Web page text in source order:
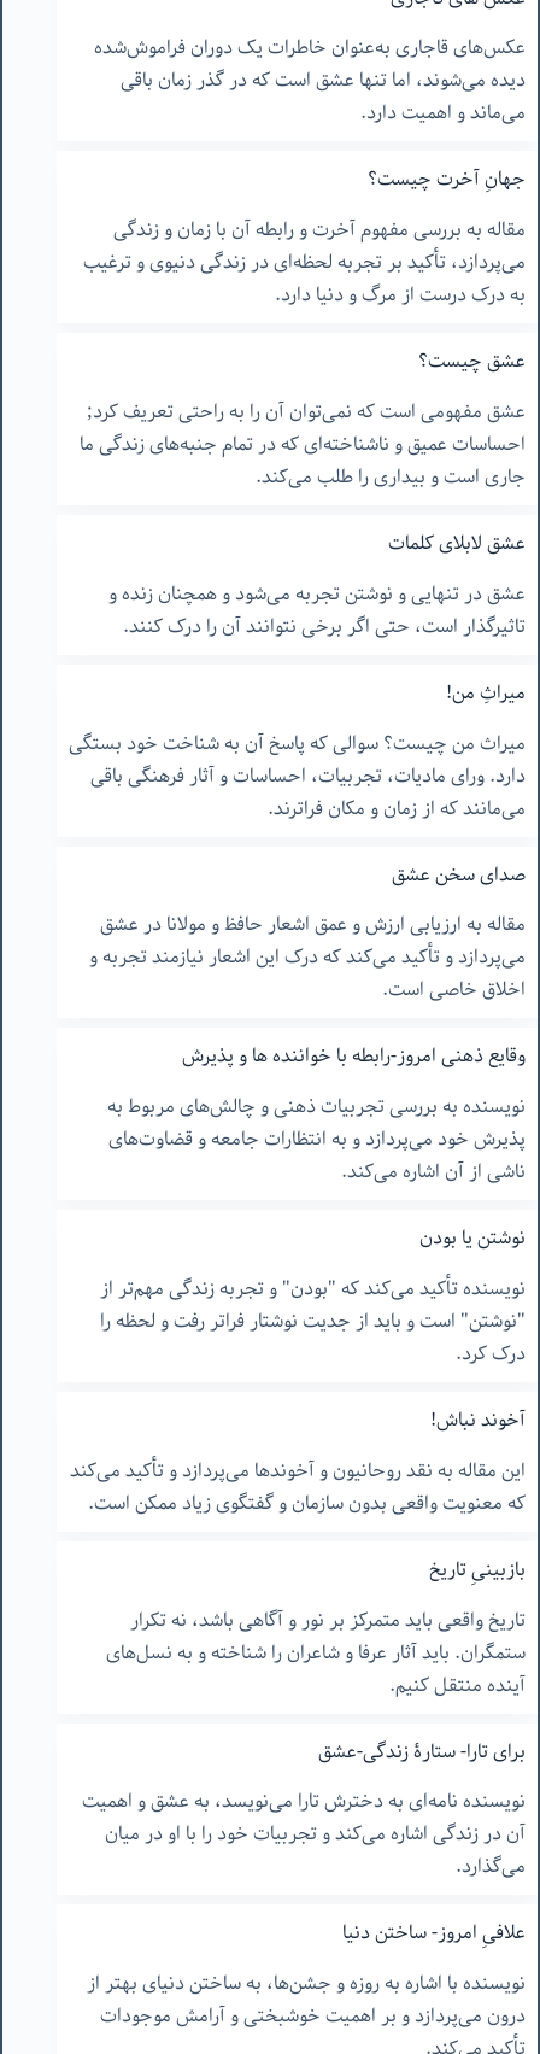
عکس‌های قاجاری به‌عنوان خاطرات یک دوران فراموش‌شده
دیده می‌شوند، اما تنها عشق است که در گذر زمان باقی
می‌ماند و اهمیت دارد.
جهانِ آخرت چیست؟
مقاله به بررسی مفهوم آخرت و رابطه آن با زمان و زندگی
می‌پردازد، تأکید بر تجربه لحظه‌ای در زندگی دنیوی و ترغیب
به درک درست از مرگ و دنیا دارد.
عشق چیست؟
عشق مفهومی است که نمی‌توان آن را به راحتی تعریف کرد;
احساسات عمیق و ناشناخته‌ای که در تمام جنبه‌های زندگی ما
جاری است و بیداری را طلب می‌کند.
عشق لابلای کلمات
عشق در تنهایی و نوشتن تجربه می‌شود و همچنان زنده و
تاثیرگذار است، حتی اگر برخی نتوانند آن را درک کنند.
میراثِ من!
میراث من چیست؟ سوالی که پاسخ آن به شناخت خود بستگی
دارد. ورای مادیات، تجربیات، احساسات و آثار فرهنگی باقی
می‌مانند که از زمان و مکان فراترند.
صدای سخن عشق
مقاله به ارزیابی ارزش و عمق اشعار حافظ و مولانا در عشق
می‌پردازد و تأکید می‌کند که درک این اشعار نیازمند تجربه و
اخلاق خاصی است.
وقایع ذهنی امروز-رابطه با خواننده ها و پذیرش
نویسنده به بررسی تجربیات ذهنی و چالش‌های مربوط به
پذیرش خود می‌پردازد و به انتظارات جامعه و قضاوت‌های
ناشی از آن اشاره می‌کند.
نوشتن یا بودن
نویسنده تأکید می‌کند که "بودن" و تجربه زندگی مهم‌تر از
"نوشتن" است و باید از جدیت نوشتار فراتر رفت و لحظه را
درک کرد.
آخوند نباش!
این مقاله به نقد روحانیون و آخوندها می‌پردازد و تأکید می‌کند
که معنویت واقعی بدون سازمان و گفتگوی زیاد ممکن است.
بازبینیِ تاریخ
تاریخ واقعی باید متمرکز بر نور و آگاهی باشد، نه تکرار
ستمگران. باید آثار عرفا و شاعران را شناخته و به نسل‌های
آینده منتقل کنیم.
برای تارا- ستارۀ زندگی-عشق
نویسنده نامه‌ای به دخترش تارا می‌نویسد، به عشق و اهمیت
آن در زندگی اشاره می‌کند و تجربیات خود را با او در میان
می‌گذارد.
علافیِ امروز- ساختن دنیا
نویسنده با اشاره به روزه و جشن‌ها، به ساختن دنیای بهتر از
درون می‌پردازد و بر اهمیت خوشبختی و آرامش موجودات